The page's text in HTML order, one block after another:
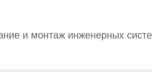
и монтаж инженерных